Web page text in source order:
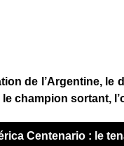
de l’Argentine, le
champion sortant,
Centenario : le